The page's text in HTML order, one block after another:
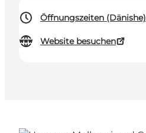
Öffnungszeiten (Dänishe)
Website besuchen